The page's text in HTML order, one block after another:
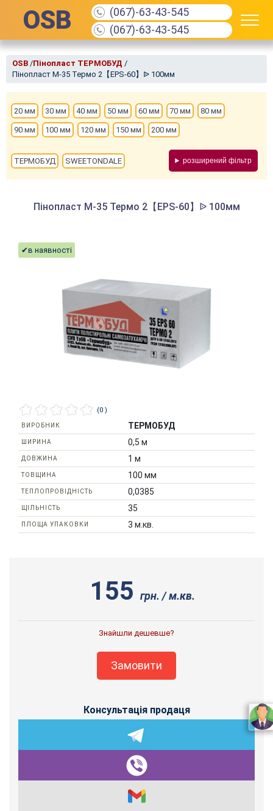
OSB
(067)-63-43-545
(067)-63-43-545
OSB /Пінопласт ТЕРМОБУД /
Пінопласт М-35 Термо 2【EPS-60】ᐉ 100мм
20 мм 30 мм 40 мм 50 мм 60 мм 70 мм 80 мм
90 мм 100 мм 120 мм 150 мм 200 мм
ТЕРМОБУД SWEETONDALE розширений фільтр
Пінопласт М-35 Термо 2【EPS-60】ᐉ 100мм
✔в наявності
(0 )
ВИРОБНИК ТЕРМОБУД
ШИРИНА 0,5 м
ДОВЖИНА 1 м
ТОВЩИНА 100 мм
ТЕПЛОПРОВІДНІСТЬ 0,0385
ЩІЛЬНІСТЬ 35
ПЛОЩА УПАКОВКИ 3 м.кв.
155 грн. / м.кв.
Знайшли дешевше?
Замовити
Консультація продаця